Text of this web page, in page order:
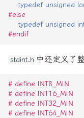
_Constexpr
_Thread_local
存储类型关键字
常量
字面常量（Literal
typedef unsigned
#else
typedef unsigned
#endif
stdint.h 中还定义了
# define INT8_MIN
# define INT16_MIN
# define INT32_MIN
# define INT64_MIN